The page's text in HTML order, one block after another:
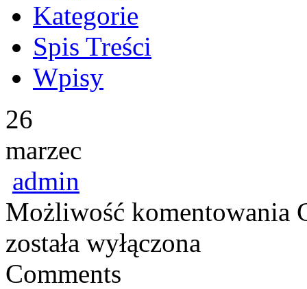
Kategorie
Spis Treści
Wpisy
26
marzec
admin
Możliwość komentowania
została wyłączona
Comments